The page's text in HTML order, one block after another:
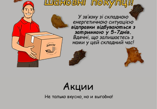
Акции
Не только вкусно, но и выгодно!